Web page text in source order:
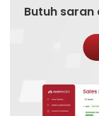
Butuh saran